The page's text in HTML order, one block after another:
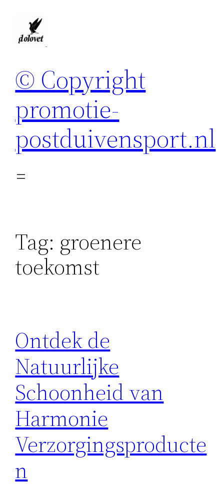
© Copyright
promotie-
postduivensport.nl
Tag: groenere
toekomst
Ontdek de
Natuurlijke
Schoonheid van
Harmonie
Verzorgingsproducte
n